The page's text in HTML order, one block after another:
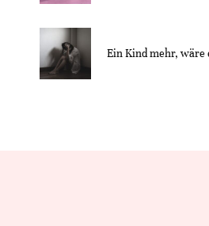
Ein Kind mehr, wäre